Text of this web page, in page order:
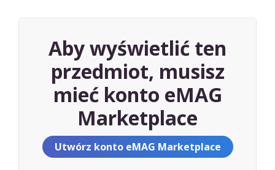
Aby wyświetlić ten
przedmiot, musisz
mieć konto eMAG
Marketplace
Utwórz konto eMAG Marketplace